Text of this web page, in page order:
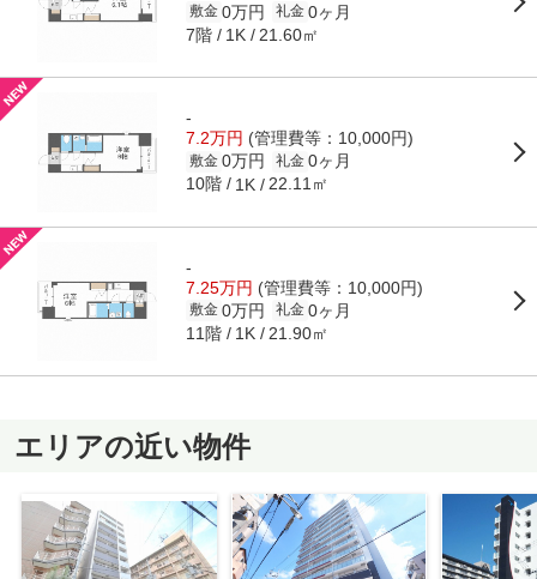
敷金 0万円 礼金 0ヶ月
7階 1K 21.60㎡
-
7.2万円 (管理費等：10,000円)
敷金 0万円 礼金 0ヶ月
10階 1K 22.11㎡
-
7.25万円 (管理費等：10,000円)
敷金 0万円 礼金 0ヶ月
11階 1K 21.90㎡
エリアの近い物件